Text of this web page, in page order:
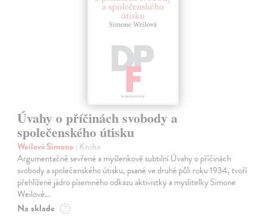
Úvahy o příčinách svobody a
společenského útisku
Weilová Simone | Kniha
Argumentačně sevřené a myšlenkově subtilní Úvahy o příčinách
svobody a společenského útisku, psané ve druhé půli roku 1934, tvoří
přehlížené jádro písemného odkazu aktivistky a myslitelky Simone
Weilové…
Na sklade ?